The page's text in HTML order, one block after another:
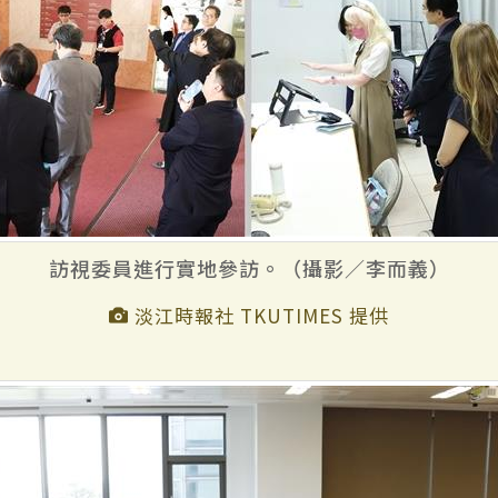
訪視委員進行實地參訪。（攝影／李而義）
淡江時報社 TKUTIMES 提供